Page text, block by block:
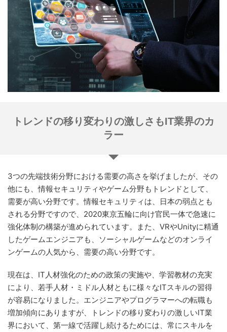
トレンドの移り変わりの激しさもIT業界のカ
ラー
3つの先端技術分野における需要の高さを挙げましたが、その
他にも、情報セキュリティやゲーム分野もトレンドとして、
需要が高い分野です。情報セキュリティは、日本の弱点とも
される分野ですので、2020東京五輪に向け官民一体で急速に
強化体制の構築が進められています。また、VRやUnityに精通
したゲームエンジニアも、ソーシャルゲームなどのオンライ
ンゲームの人気から、需要の高い分野です。
現在は、IT人材強化のための政策の実施や、学習教材の充実
により、若手人材・ミドル人材ともに様々なITスキルの習得
が容易になりました。エンジニアやプログラマーへの転職も
増加傾向にありますが、トレンドの移り変わりの激しいIT業
界において、第一線で活躍し続けるためには、常にスキルを